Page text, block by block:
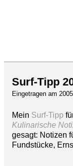
Surf-Tipp
Eingetragen am
Mein Surf-Tipp
Kulinarische
gesagt: Notizen
Fundstücke,